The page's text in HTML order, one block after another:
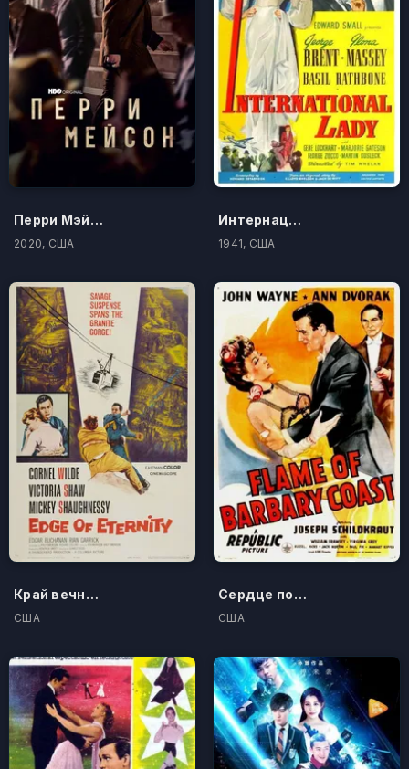
Перри Мэйсон
2020, США
Интернациональная леди
1941, США
Край вечности
США
Сердце побережья Бэрбери
США